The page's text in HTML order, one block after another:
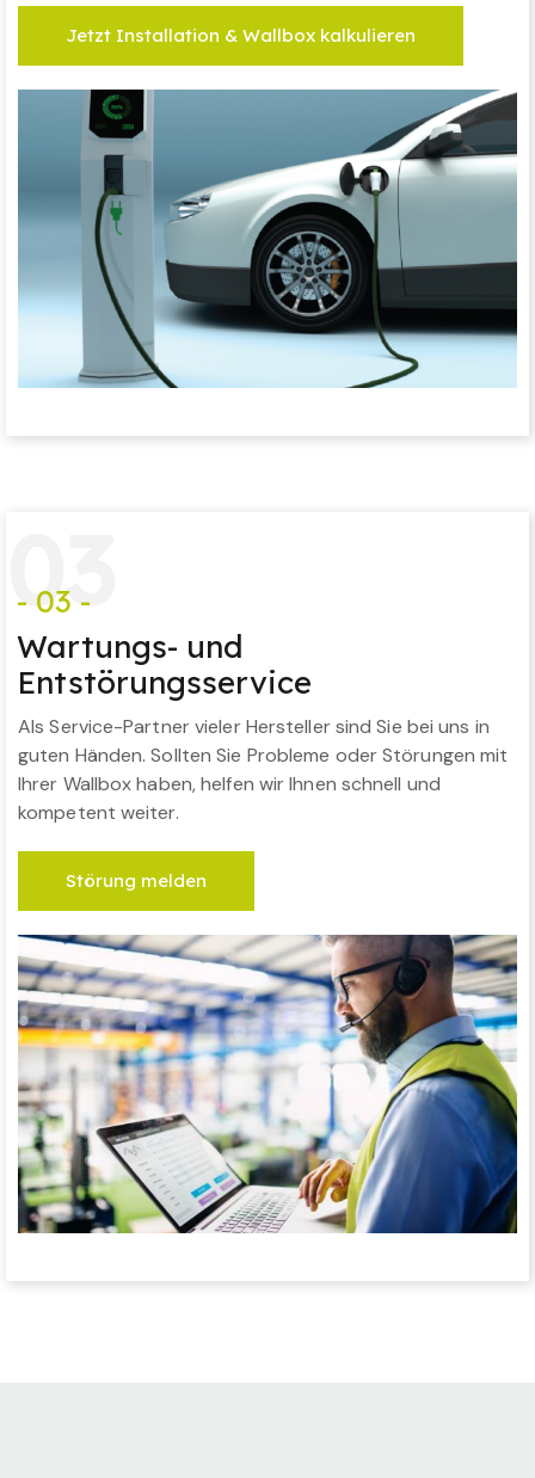
Jetzt Installation & Wallbox kalkulieren
03
- 03 -
Wartungs- und
Entstörungsservice
Als Service-Partner vieler Hersteller sind Sie bei uns in
guten Händen. Sollten Sie Probleme oder Störungen mit
Ihrer Wallbox haben, helfen wir Ihnen schnell und
kompetent weiter.
Störung melden